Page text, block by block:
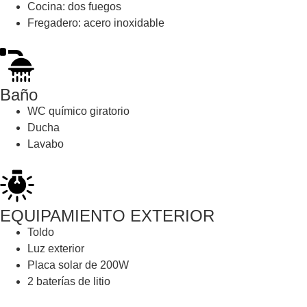
Cocina: dos fuegos
Fregadero: acero inoxidable
Baño
WC químico giratorio
Ducha
Lavabo
EQUIPAMIENTO EXTERIOR
Toldo
Luz exterior
Placa solar de 200W
2 baterías de litio